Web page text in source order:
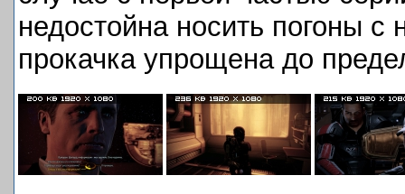
недостойна носить погоны
прокачка упрощена до